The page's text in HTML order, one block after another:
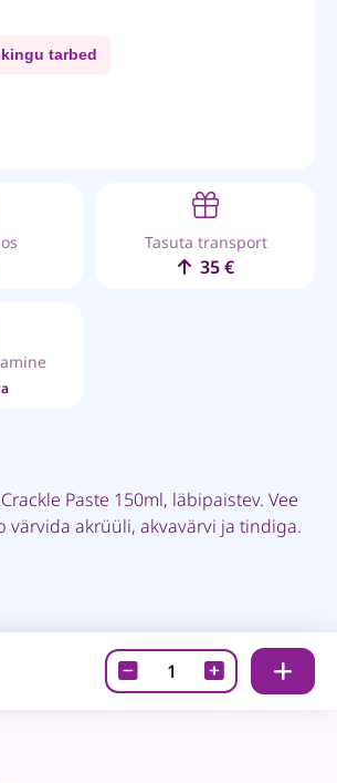
tarbed
Tasuta transport
35 €
Paste 150ml, läbipaistev. Vee
värvida akrüüli, akvavärvi ja tindiga.
Crackle
Paste